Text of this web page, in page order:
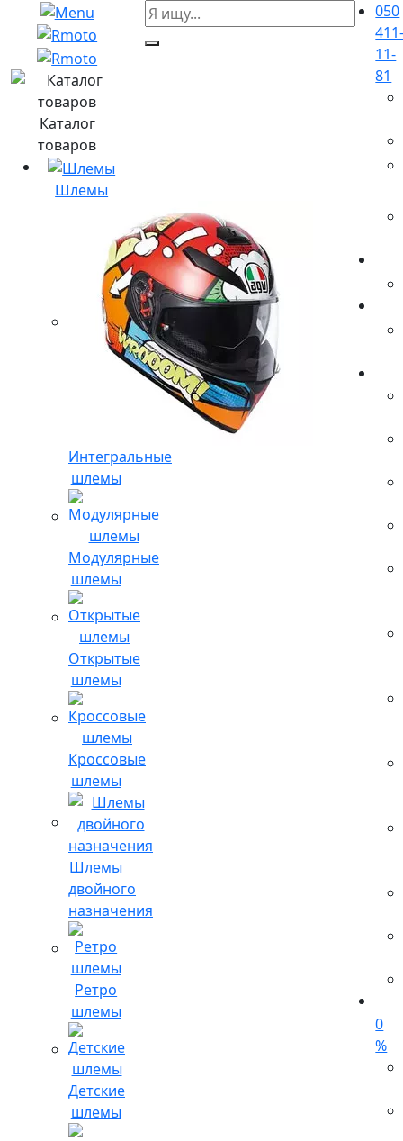
Каталог
товаров
Шлемы
Интегральные
шлемы
Модулярные
шлемы
Открытые
шлемы
Кроссовые
шлемы
Шлемы
двойного
назначения
Ретро
шлемы
Детские
шлемы
050
11-
81
0
%